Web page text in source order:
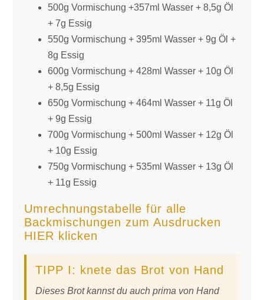
500g Vormischung +357ml Wasser + 8,5g Öl
+ 7g Essig
550g Vormischung + 395ml Wasser + 9g Öl +
8g Essig
600g Vormischung + 428ml Wasser + 10g Öl
+ 8,5g Essig
650g Vormischung + 464ml Wasser + 11g Öl
+ 9g Essig
700g Vormischung + 500ml Wasser + 12g Öl
+ 10g Essig
750g Vormischung + 535ml Wasser + 13g Öl
+ 11g Essig
Umrechnungstabelle für alle
Backmischungen zum Ausdrucken
HIER klicken
TIPP I: knete das Brot von Hand
Dieses Brot kannst du auch prima von Hand